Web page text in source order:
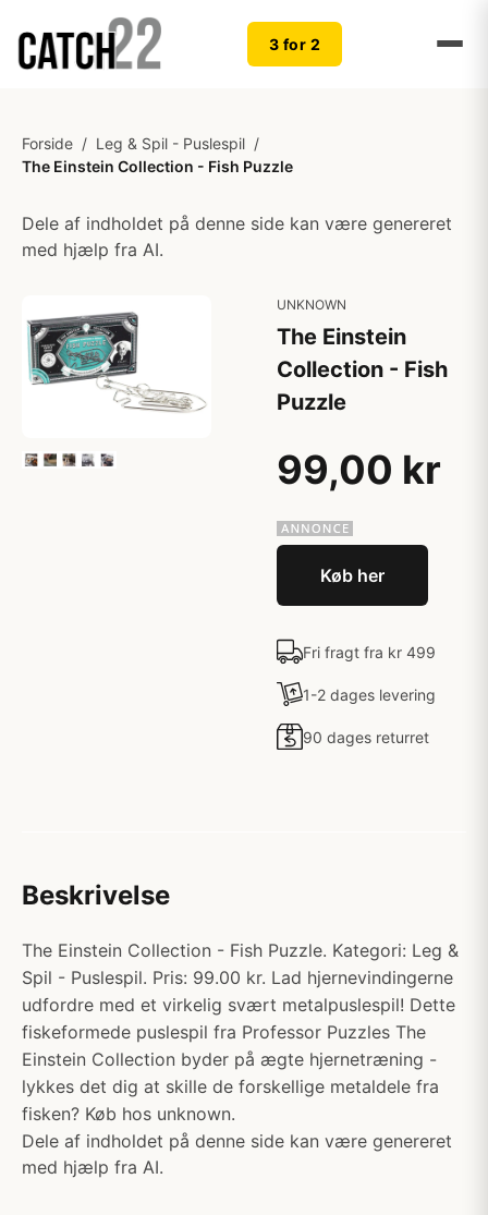
3 for 2
Forside / Leg & Spil - Puslespil /
The Einstein Collection - Fish Puzzle
Dele af indholdet på denne side kan være genereret
med hjælp fra AI.
UNKNOWN
The Einstein
Collection - Fish
Puzzle
99,00 kr
Køb her
Fri fragt fra kr 499
1-2 dages levering
90 dages returret
Beskrivelse
The Einstein Collection - Fish Puzzle. Kategori: Leg &
Spil - Puslespil. Pris: 99.00 kr. Lad hjernevindingerne
udfordre med et virkelig svært metalpuslespil! Dette
fiskeformede puslespil fra Professor Puzzles The
Einstein Collection byder på ægte hjernetræning -
lykkes det dig at skille de forskellige metaldele fra
fisken? Køb hos unknown.
Dele af indholdet på denne side kan være genereret
med hjælp fra AI.